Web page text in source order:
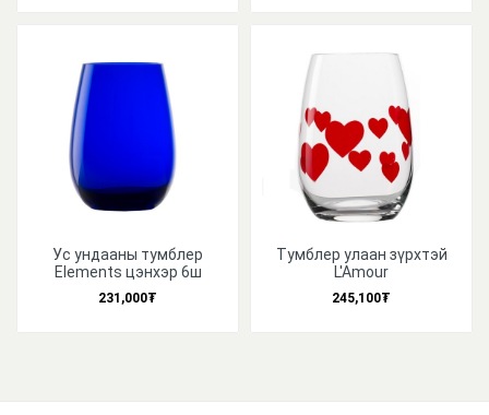
Ус ундааны тумблер
Elements цэнхэр 6ш
231,000₮
Тумблер улаан зүрхтэй
L'Amour
245,100₮